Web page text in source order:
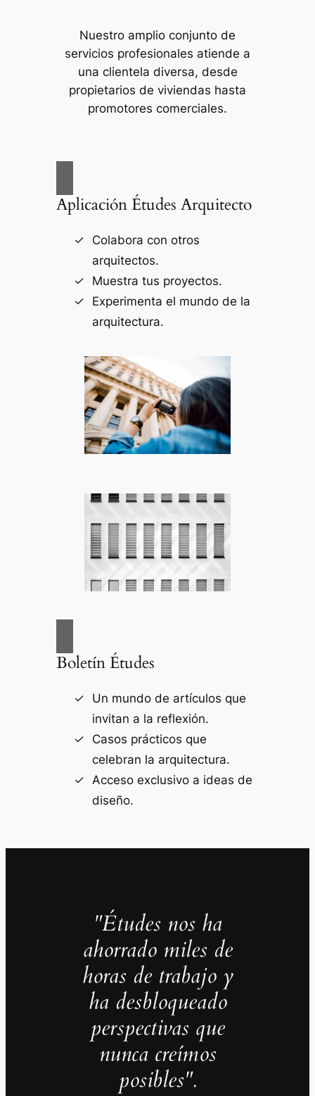
Nuestro amplio conjunto de
servicios profesionales atiende a
una clientela diversa, desde
propietarios de viviendas hasta
promotores comerciales.
Aplicación Études Arquitecto
Colabora con otros
arquitectos.
Muestra tus proyectos.
Experimenta el mundo de la
arquitectura.
Boletín Études
Un mundo de artículos que
invitan a la reflexión.
Casos prácticos que
celebran la arquitectura.
Acceso exclusivo a ideas de
diseño.
"Études nos ha
ahorrado miles de
horas de trabajo y
ha desbloqueado
perspectivas que
nunca creímos
posibles".